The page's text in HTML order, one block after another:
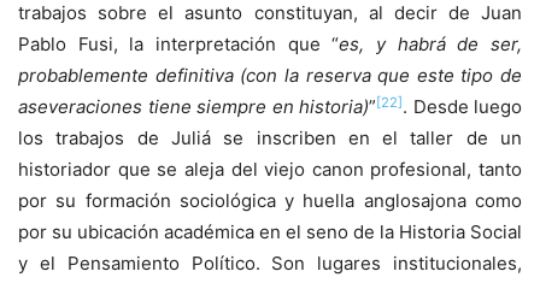
trabajos sobre el asunto constituyan, al decir de Juan
Pablo Fusi, la interpretación que “es, y habrá de ser,
probablemente definitiva (con la reserva que este tipo de
aseveraciones tiene siempre en historia)”[22]. Desde luego
los trabajos de Juliá se inscriben en el taller de un
historiador que se aleja del viejo canon profesional, tanto
por su formación sociológica y huella anglosajona como
por su ubicación académica en el seno de la Historia Social
y el Pensamiento Político. Son lugares institucionales,